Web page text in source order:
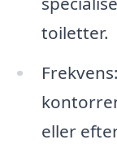
toiletter.
eller